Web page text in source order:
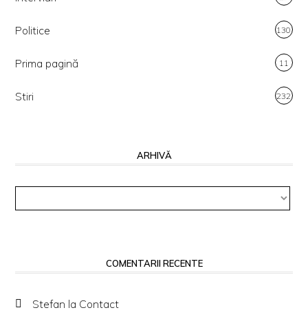
Politice 130
Prima pagină 11
Stiri 232
ARHIVĂ
Arhivă
COMENTARII RECENTE
Stefan la Contact